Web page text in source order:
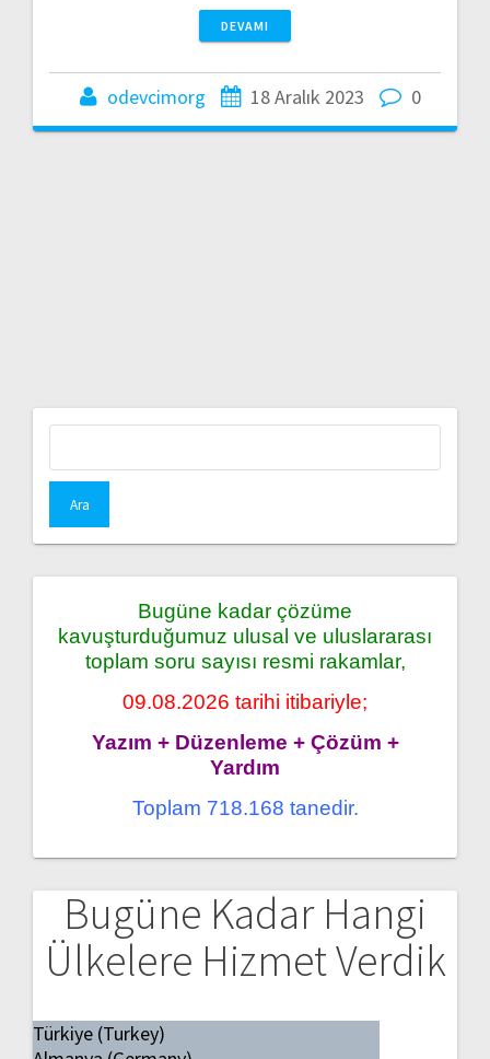
DEVAMI
odevcimorg 18 Aralık 2023 0
Bugüne kadar çözüme
kavuşturduğumuz ulusal ve uluslararası
toplam soru sayısı resmi rakamlar,
09.08.2026 tarihi itibariyle;
Yazım + Düzenleme + Çözüm +
Yardım
Toplam 718.168 tanedir.
Bugüne Kadar Hangi
Ülkelere Hizmet Verdik
Türkiye (Turkey)